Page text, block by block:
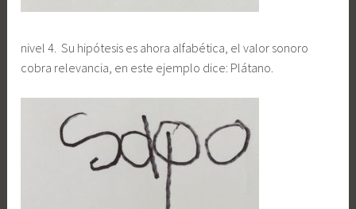
nivel 4. Su hipótesis es ahora alfabética, el valor sonoro
cobra relevancia, en este ejemplo dice: Plátano.